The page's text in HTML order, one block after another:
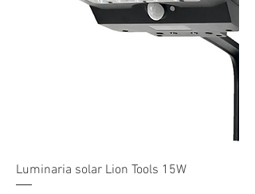
Luminaria solar Lion Tools 15W